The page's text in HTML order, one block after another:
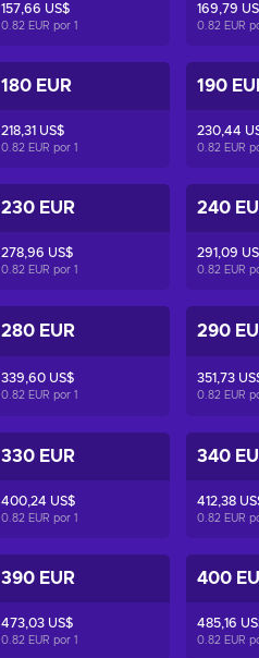
157,66 US$
0.82 EUR por 1
169,79
0.82 EUR
180 EUR
218,31 US$
0.82 EUR por 1
190
230,44
0.82 EUR
230 EUR
278,96 US$
0.82 EUR por 1
240
291,09
0.82 EUR
280 EUR
339,60 US$
0.82 EUR por 1
290
351,73
0.82 EUR
330 EUR
400,24 US$
0.82 EUR por 1
340
412,38
0.82 EUR
390 EUR
473,03 US$
0.82 EUR por 1
400
485,16
0.82 EUR